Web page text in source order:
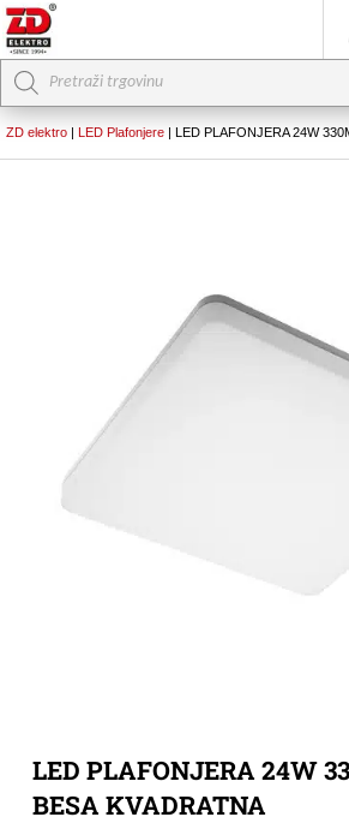
Products
search
ZD elektro | LED Plafonjere | LED PLAFONJERA 24W
LED PLAFONJERA 24W
BESA KVADRATNA